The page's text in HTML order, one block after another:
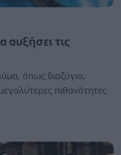
αυξήσει τις
όπως διαζύγιο,
πιθανότητες